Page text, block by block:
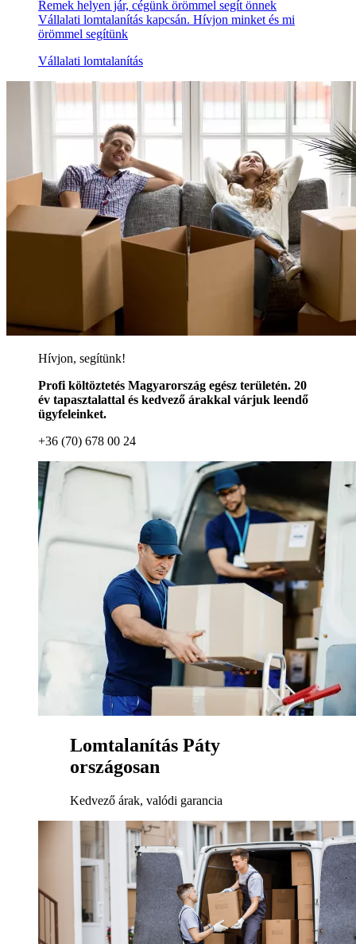
Remek helyen jár, cégünk örömmel segít önnek
Vállalati lomtalanítás kapcsán. Hívjon minket és mi
örömmel segítünk
Vállalati lomtalanítás
Hívjon, segítünk!
Profi költöztetés Magyarország egész területén. 20
év tapasztalattal és kedvező árakkal várjuk leendő
ügyfeleinket.
+36 (70) 678 00 24
Lomtalanítás Páty
országosan
Kedvező árak, valódi garancia